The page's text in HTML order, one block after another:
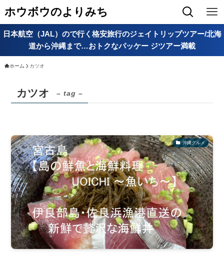
ホウボウのよりみち
日本航空（JAL）ので行く格安旅行のジェイトリップツアー/北海
道から沖縄まで…おトクなパッケー ジツアー満載
ホーム カツオ
カツオ – tag –
沖縄グルメ